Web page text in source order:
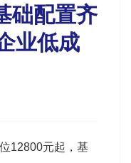
础配置齐
业低成
12800元起，基